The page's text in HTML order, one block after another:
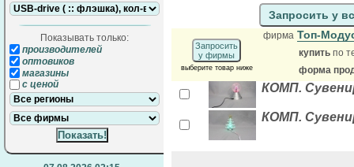
Показывать только:
производителей
оптовиков
магазины
с ценой
Запросить у
Запросить
у фирмы
выберите товар ниже
фирма Топ-
купить по
форма
КОМП.
КОМП.